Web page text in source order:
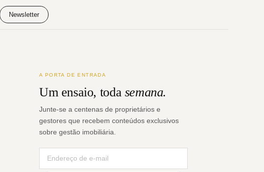
Newsletter
A PORTA DE ENTRADA
Um ensaio, toda semana.
Junte-se a centenas de proprietários e
gestores que recebem conteúdos exclusivos
sobre gestão imobiliária.